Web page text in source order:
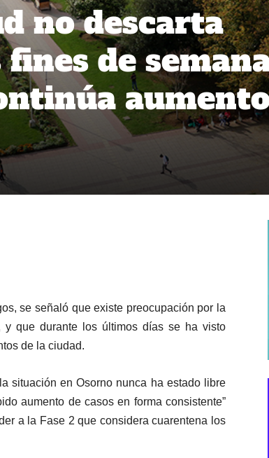
no descarta
de
se señaló que existe preocupación por la
que durante los últimos días se ha visto
de la ciudad.
situación en Osorno nunca ha estado libre
aumento de casos en forma consistente”
a la Fase 2 que considera cuarentena los